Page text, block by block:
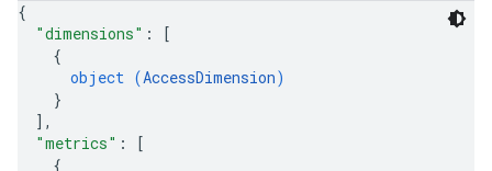
{
"dimensions" :
[
{
object (AccessDimension)
}
] ,
"metrics" :
[
{